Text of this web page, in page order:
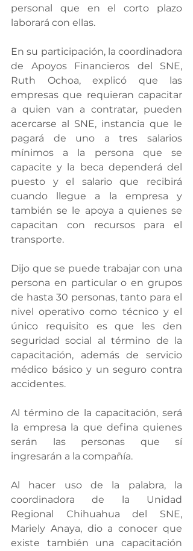
personal que en el corto plazo
laborará con ellas.
En su participación, la coordinadora
de Apoyos Financieros del SNE,
Ruth Ochoa, explicó que las
empresas que requieran capacitar
a quien van a contratar, pueden
acercarse al SNE, instancia que le
pagará de uno a tres salarios
mínimos a la persona que se
capacite y la beca dependerá del
puesto y el salario que recibirá
cuando llegue a la empresa y
también se le apoya a quienes se
capacitan con recursos para el
transporte.
Dijo que se puede trabajar con una
persona en particular o en grupos
de hasta 30 personas, tanto para el
nivel operativo como técnico y el
único requisito es que les den
seguridad social al término de la
capacitación, además de servicio
médico básico y un seguro contra
accidentes.
Al término de la capacitación, será
la empresa la que defina quienes
serán las personas que sí
ingresarán a la compañía.
Al hacer uso de la palabra, la
coordinadora de la Unidad
Regional Chihuahua del SNE,
Mariely Anaya, dio a conocer que
existe también una capacitación